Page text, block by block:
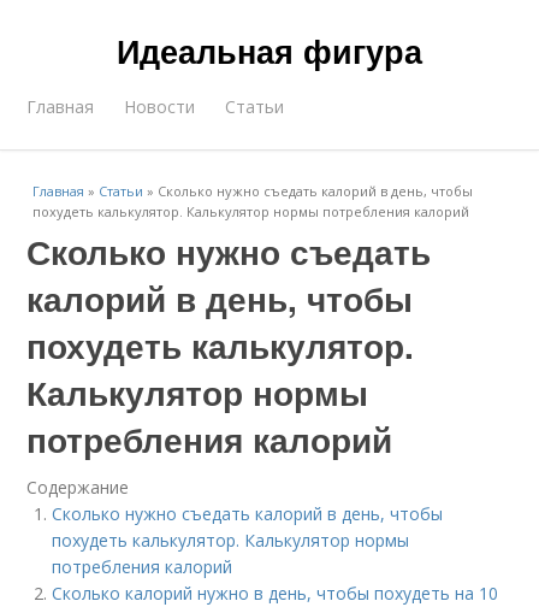
Идеальная фигура
Главная Новости Статьи
Главная » Статьи » Сколько нужно съедать калорий в день, чтобы
похудеть калькулятор. Калькулятор нормы потребления калорий
Сколько нужно съедать
калорий в день, чтобы
похудеть калькулятор.
Калькулятор нормы
потребления калорий
Содержание
Сколько нужно съедать калорий в день, чтобы
похудеть калькулятор. Калькулятор нормы
потребления калорий
Сколько калорий нужно в день, чтобы похудеть на 10